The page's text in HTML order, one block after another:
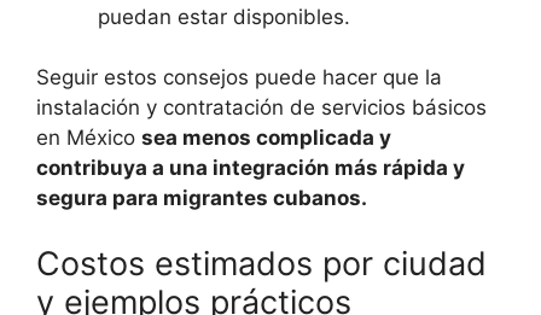
puedan estar disponibles.
Seguir estos consejos puede hacer que la
instalación y contratación de servicios básicos
en México sea menos complicada y
contribuya a una integración más rápida y
segura para migrantes cubanos.
Costos estimados por ciudad
y ejemplos prácticos